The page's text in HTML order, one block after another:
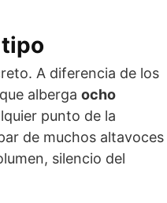
A diferencia de los
alberga ocho
punto de la
de muchos altavoces
silencio del